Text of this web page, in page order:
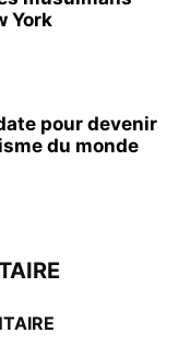
York
pour devenir
du monde